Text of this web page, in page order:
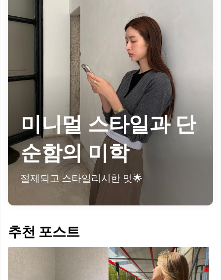
미니멀 스타일과 단
순함의 미학
절제되고 스타일리시한 멋🌟
추천 포스트